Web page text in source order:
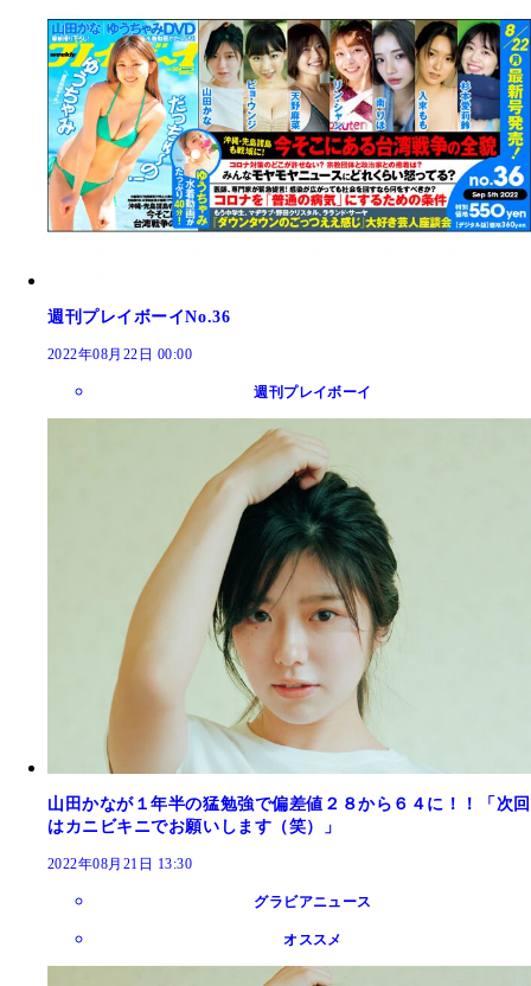
週刊プレイボーイNo.36
2022年08月22日 00:00
週刊プレイボーイ
山田かなが１年半の猛勉強で偏差値２８から６４に！！「次回
はカニビキニでお願いします（笑）」
2022年08月21日 13:30
グラビアニュース
オススメ